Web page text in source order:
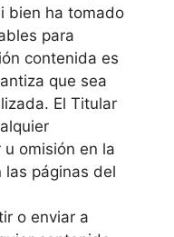
bien ha tomado
para
contenida es
que sea
El Titular
omisión en la
las páginas del
o enviar a